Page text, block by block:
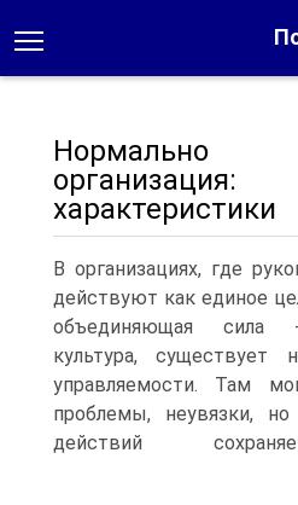
Нормально
характеристики
В организациях, где
действуют как единое
объединяющая сила -
культура, существует
управляемости. Там
проблемы, неувязки,
действий